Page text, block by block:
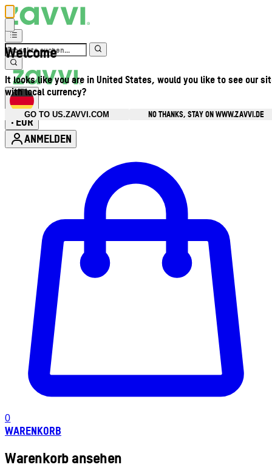
Welcome
It looks like you are in United States, would you like to see our
with local currency?
GO TO US.ZAVVI.COM
NO THANKS, STAY ON WWW.ZAVVI.DE
• EUR
ANMELDEN
0
WARENKORB
Warenkorb ansehen